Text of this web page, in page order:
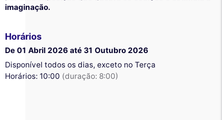
imaginação.
Horários
De 01 Abril 2026 até 31 Outubro 2026
Disponível todos os dias, exceto no Terça
Horários: 10:00 (duração: 8:00)